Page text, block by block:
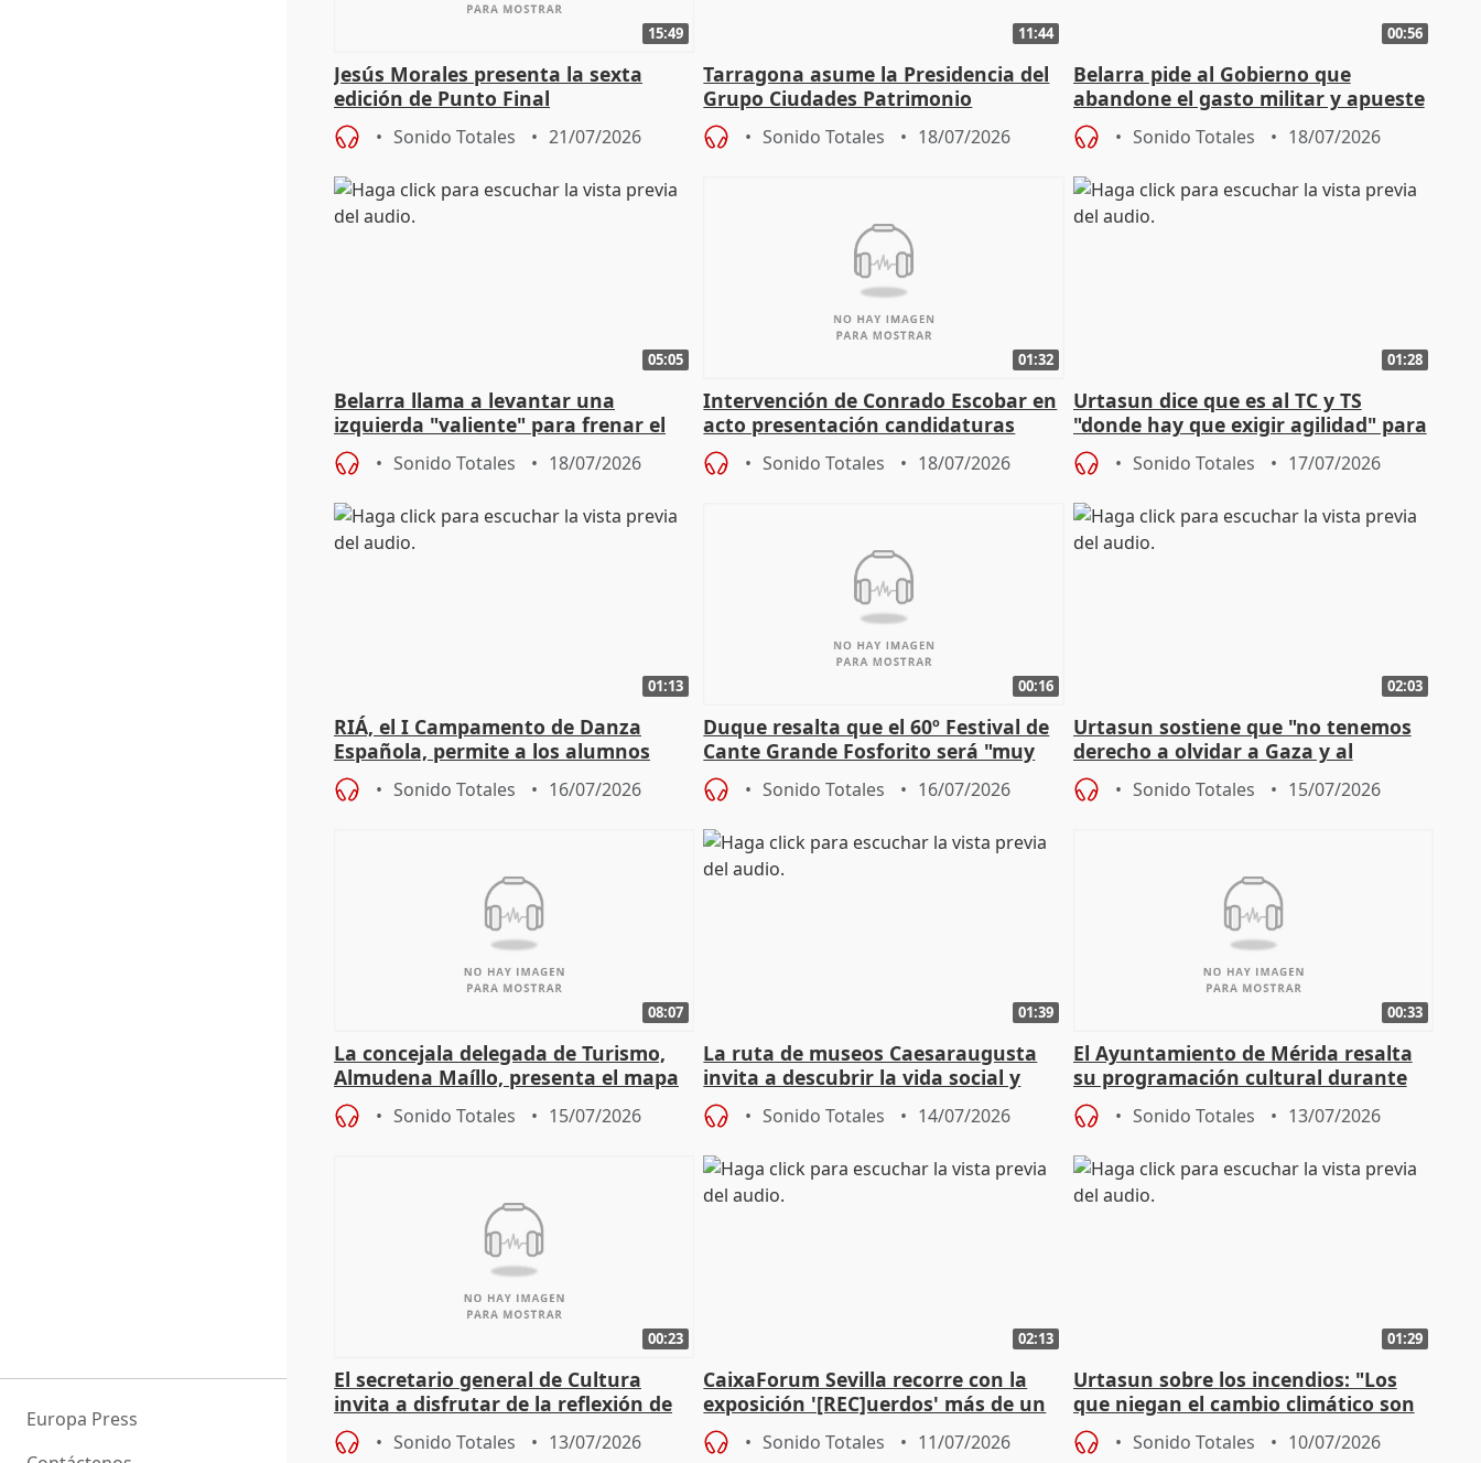
Europa Press
15:49
Jesús Morales presenta la sexta
edición de Punto Final
Sonido Totales 21/07/2026
11:44
Tarragona asume la Presidencia del
Grupo Ciudades Patrimonio
Sonido Totales 18/07/2026
00:56
Belarra pide al Gobierno que
abandone el gasto militar y apueste
"de verdad" por la cultura
Sonido Totales 18/07/2026
05:05
Belarra llama a levantar una
izquierda "valiente" para frenar el
avance de la extrema derecha
Sonido Totales 18/07/2026
01:32
Intervención de Conrado Escobar en
acto presentación candidaturas
alcaldes PP para 2027
Sonido Totales 18/07/2026
01:28
Urtasun dice que es al TC y TS
"donde hay que exigir agilidad" para
aplicar la Ley de Amnistía
Sonido Totales 17/07/2026
01:13
RIÁ, el I Campamento de Danza
Española, permite a los alumnos
"sacar su talento a flor de piel"
Sonido Totales 16/07/2026
00:16
Duque resalta que el 60º Festival de
Cante Grande Fosforito será "muy
especial" tras su pérdida
Sonido Totales 16/07/2026
02:03
Urtasun sostiene que "no tenemos
derecho a olvidar a Gaza y al
genocidio"
Sonido Totales 15/07/2026
08:07
La concejala delegada de Turismo,
Almudena Maíllo, presenta el mapa
'Nuevas comedias madrileñas'
Sonido Totales 15/07/2026
01:39
La ruta de museos Caesaraugusta
invita a descubrir la vida social y
económica de la Zaragoza ro
Sonido Totales 14/07/2026
00:33
El Ayuntamiento de Mérida resalta
su programación cultural durante
todo el año
Sonido Totales 13/07/2026
00:23
El secretario general de Cultura
invita a disfrutar de la reflexión de
lo humano de Timón de Atenas
Sonido Totales 13/07/2026
02:13
CaixaForum Sevilla recorre con la
exposición '[REC]uerdos' más de un
siglo de cine doméstico
Sonido Totales 11/07/2026
01:29
Urtasun sobre los incendios: "Los
que niegan el cambio climático son
un peligro para este país"
Sonido Totales 10/07/2026